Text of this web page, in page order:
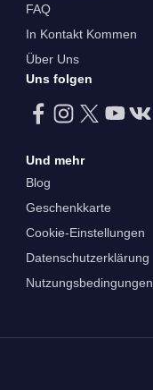
FAQ
In Kontakt Kommen
Über Uns
Uns folgen
Und mehr
Blog
Geschenkkarte
Cookie-Einstellungen
Datenschutzerklärung
Nutzungsbedingungen